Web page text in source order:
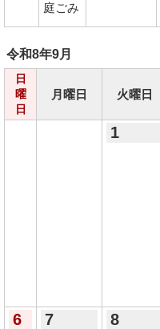
庭ごみ
令和8年9月
日
曜
日
月曜日 火曜日
1
6 7 8